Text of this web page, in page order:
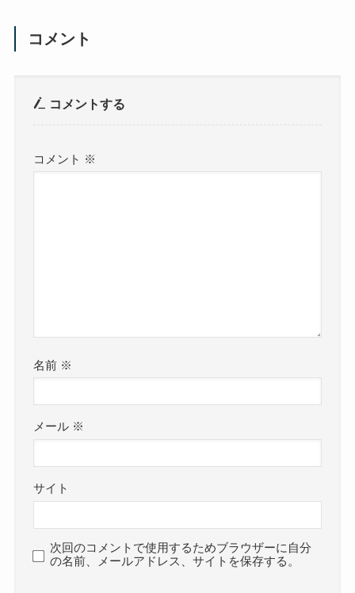
コメント
コメントする
コメント ※
名前 ※
メール ※
サイト
次回のコメントで使用するためブラウザーに自分
の名前、メールアドレス、サイトを保存する。